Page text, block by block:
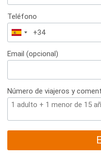
Teléfono
España
+34
Email (opcional)
Número de viajeros y